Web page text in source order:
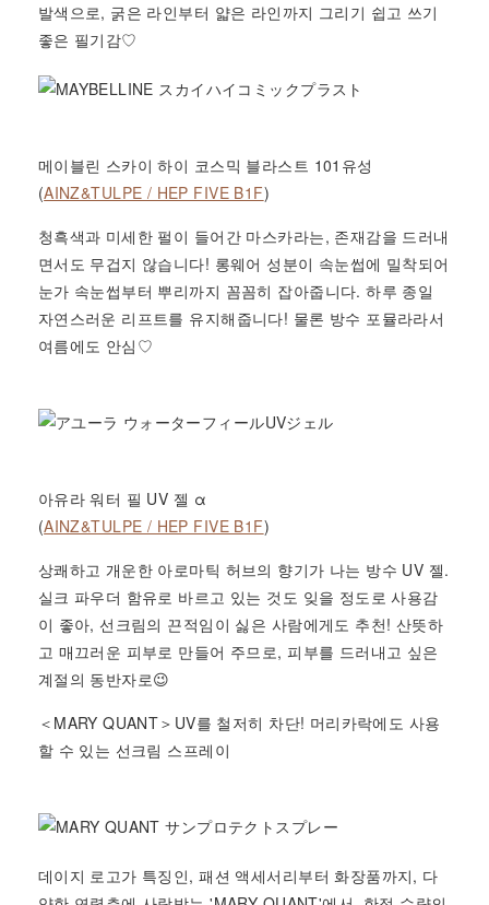
발색으로, 굵은 라인부터 얇은 라인까지 그리기 쉽고 쓰기
좋은 필기감♡
메이블린 스카이 하이 코스믹 블라스트 101유성
(AINZ&TULPE / HEP FIVE B1F)
청흑색과 미세한 펄이 들어간 마스카라는, 존재감을 드러내
면서도 무겁지 않습니다! 롱웨어 성분이 속눈썹에 밀착되어
눈가 속눈썹부터 뿌리까지 꼼꼼히 잡아줍니다. 하루 종일
자연스러운 리프트를 유지해줍니다! 물론 방수 포뮬라라서
여름에도 안심♡
아유라 워터 필 UV 젤 α
(AINZ&TULPE / HEP FIVE B1F)
상쾌하고 개운한 아로마틱 허브의 향기가 나는 방수 UV 젤.
실크 파우더 함유로 바르고 있는 것도 잊을 정도로 사용감
이 좋아, 선크림의 끈적임이 싫은 사람에게도 추천! 산뜻하
고 매끄러운 피부로 만들어 주므로, 피부를 드러 내고 싶은
계절의 동반자로😉
＜MARY QUANT＞UV를 철저히 차단! 머리카락에도 사용
할 수 있는 선크림 스프레이
데이지 로고가 특징인, 패션 액세서리부터 화장품까지, 다